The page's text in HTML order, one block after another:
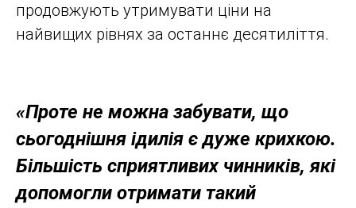
продовжують утримувати ціни на
найвищих рівнях за останнє десятиліття.
«Проте не можна забувати, що
сьогоднішня ідилія є дуже крихкою.
Більшість сприятливих чинників, які
допомогли отримати такий